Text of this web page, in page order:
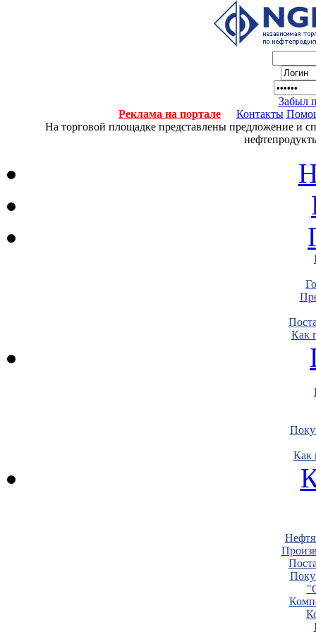
Забыл
Реклама на портале
Контакты
На торговой площадке представлены предложение и
Как
Как